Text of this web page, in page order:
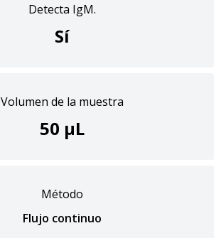
Detecta IgM.
Sí
Volumen de la muestra
50 μL
Método
Flujo continuo